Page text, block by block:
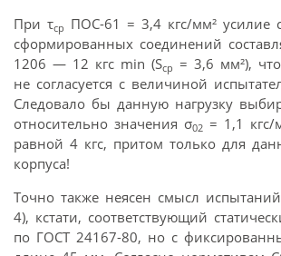
При τср ПОС-61 = 3,4 кгс/мм² усилие
сформированных соединений
1206 — 12 кгс min (Sср = 3,6 мм²),
не согласуется с величиной
Следовало бы данную нагрузку
относительно значения σ02 = 1,1 кгс/
равной 4 кгс, притом только для
корпуса!
Точно также неясен смысл
4), кстати, соответствующий
по ГОСТ 24167-80, но с